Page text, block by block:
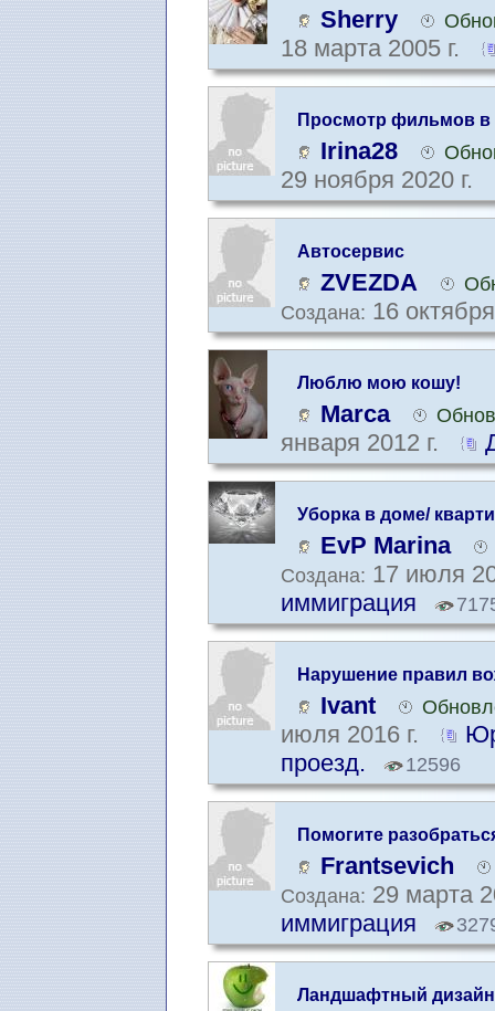
Sherry
18 марта 2005 г.
Просмотр фильмов в
Irina28
29 ноября 2020 г.
Автосервис
ZVEZDA
Создана: 16
Люблю мою кошу!
Marca
января 2012 г.
Уборка в доме/
EvP Marina
Создана: 17 июля
иммиграция
Нарушение правил
транспортные
Ivant
июля 2016 г.
проезд.
12596
Помогите
Frantsevich
Создана: 29 марта
иммиграция
Ландшафтный